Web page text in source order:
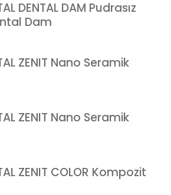
DENTAL DAM Pudrasız
Dam
ZENIT Nano Seramik
ZENIT Nano Seramik
ZENIT COLOR Kompozit